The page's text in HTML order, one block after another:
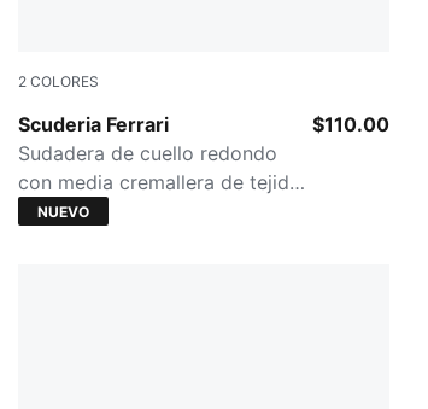
2 COLORES
Scuderia Ferrari
Rosso Corsa
Sudadera de cuello redondo
con media cremallera de tejido
polar para hombre
$110.00
NUEVO